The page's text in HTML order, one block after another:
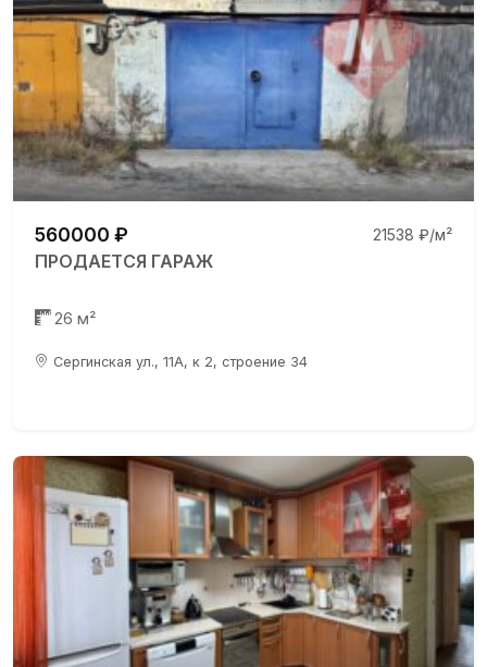
560000 ₽ 21538 ₽/м²
ПРОДАЕТСЯ ГАРАЖ
26 м²
Сергинская ул., 11А, к 2, строение 34